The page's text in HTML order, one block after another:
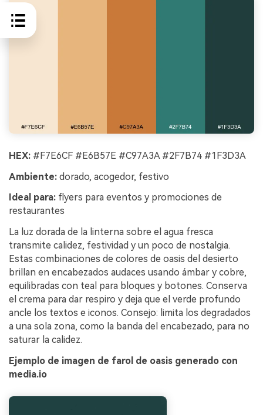
HEX: #F7E6CF #E6B57E #C97A3A #2F7B74 #1F3D3A
Ambiente: dorado, acogedor, festivo
Ideal para: flyers para eventos y promociones de
restaurantes
La luz dorada de la linterna sobre el agua fresca
transmite calidez, festividad y un poco de nostalgia.
Estas combinaciones de colores de oasis del desierto
brillan en encabezados audaces usando ámbar y cobre,
equilibradas con teal para bloques y botones. Conserva
el crema para dar respiro y deja que el verde profundo
ancle los textos e iconos. Consejo: limita los degradados
a una sola zona, como la banda del encabezado, para no
saturar la calidez.
Ejemplo de imagen de farol de oasis generado con
media.io